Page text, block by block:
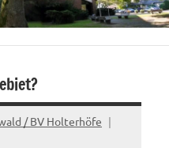
/ BV Holterhöfe